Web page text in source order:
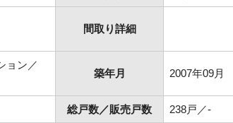
間取り詳細
ョン／
築年月 2007年09月
総戸数／販売戸数 238戸／-